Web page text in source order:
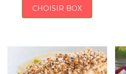
CHOISIR BOX